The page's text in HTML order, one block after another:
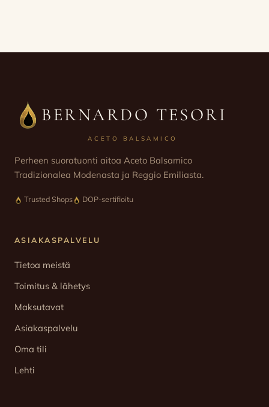
BERNARDO TESORI
ACETO BALSAMICO
Perheen suoratuonti aitoa Aceto Balsamico
Tradizionalea Modenasta ja Reggio Emiliasta.
Trusted Shops DOP-sertifioitu
ASIAKASPALVELU
Tietoa meistä
Toimitus & lähetys
Maksutavat
Asiakaspalvelu
Oma tili
Lehti